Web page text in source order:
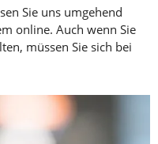
Sie uns umgehend
online. Auch wenn Sie
müssen Sie sich bei